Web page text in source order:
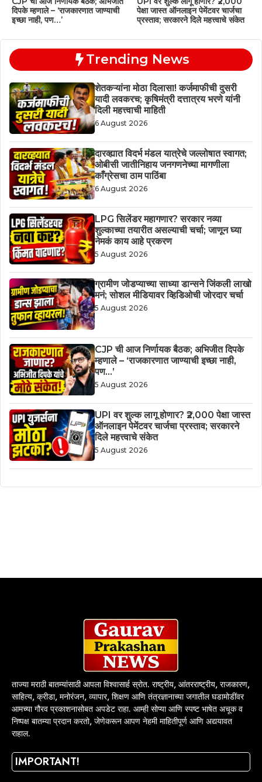
दिपके म्हणाले – ‘राजकारणात जाण्याची
इच्छा नाही, पण…’
पेक्षा जास्त ऑनलाइन पेमेंटवर चार्जचा
प्रस्ताव; सरकारने दिले महत्त्वाचे संकेत
Trending News
शेतकऱ्यांना मोठा दिलासा! कर्जमाफीची दुसरी
यादी लवकरच; कृषिमंत्री दत्तात्रय भरणे यांनी
दिली महत्त्वाची माहिती
6 August 2026
दारव्ह्यात विदर्भ मंडल यात्रेचे जल्लोषात स्वागत;
ओबीसी जातीनिहाय जनगणनेच्या मागणीला
काँग्रेसचा ठाम पाठिंबा
6 August 2026
LPG सिलेंडर महागणार? सरकार नव्या
शुल्काच्या तयारीत असल्याची चर्चा; जाणून घ्या
नेमकं काय आहे प्रकरण
5 August 2026
ग्रामीण जोडप्याच्या साध्या डान्सने जिंकली लाखो
मनं; सोशल मीडियावर व्हिडिओची जोरदार चर्चा
5 August 2026
CJP ची आज निर्णायक बैठक; अभिजीत दिपके
म्हणाले – ‘राजकारणात जाण्याची इच्छा नाही,
पण…’
5 August 2026
UPI वर शुल्क लागू होणार? ₹2,000 पेक्षा जास्त
ऑनलाइन पेमेंटवर चार्जचा प्रस्ताव; सरकारने
दिले महत्त्वाचे संकेत
5 August 2026
ताज्या मराठी बातम्यांसाठी आपला विश्वासार्ह स्रोत. राष्ट्रीय, आंतरराष्ट्रीय, राजकारण,
साहित्य, क्रीडा, मनोरंजन, व्यापार, शिक्षण आणि तंत्रज्ञानाच्या जगातील घडामोडींवर
आमच्या गौरव प्रकाशनासोबत अपडेट राहा. आम्ही सोप्या आणि स्पष्ट भाषेत अचूक व
निष्पक्ष बातम्या प्रदान करतो, जेणेकरून आपण नेहमी माहितीपूर्ण आणि अद्ययावत
राहाल.
IMPORTANT!